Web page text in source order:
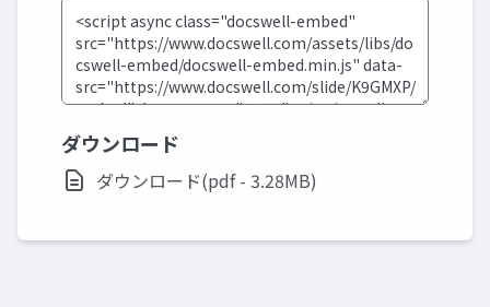
ダウンロード
ダウンロード(pdf - 3.28MB)